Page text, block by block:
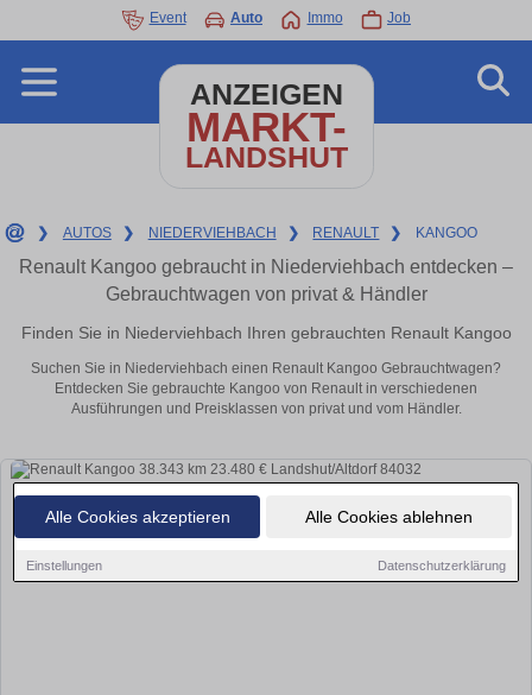
Alle Cookies akzeptieren Alle Cookies ablehnen
Einstellungen Datenschutzerklärung
Event Auto Immo Job
ANZEIGEN
MARKT-
LANDSHUT
❯ AUTOS ❯ NIEDERVIEHBACH ❯ RENAULT ❯ KANGOO
Renault Kangoo gebraucht in Niederviehbach entdecken –
Gebrauchtwagen von privat & Händler
Finden Sie in Niederviehbach Ihren gebrauchten Renault Kangoo
Suchen Sie in Niederviehbach einen Renault Kangoo Gebrauchtwagen?
Entdecken Sie gebrauchte Kangoo von Renault in verschiedenen
Ausführungen und Preisklassen von privat und vom Händler.